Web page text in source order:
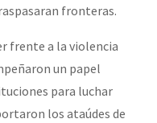
fronteras.
frente a la violencia
un papel
para luchar
los ataúdes de